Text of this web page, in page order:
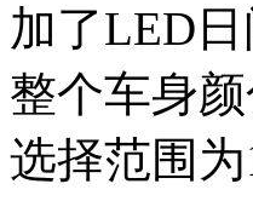
加了LED日
整个车身
选择范围